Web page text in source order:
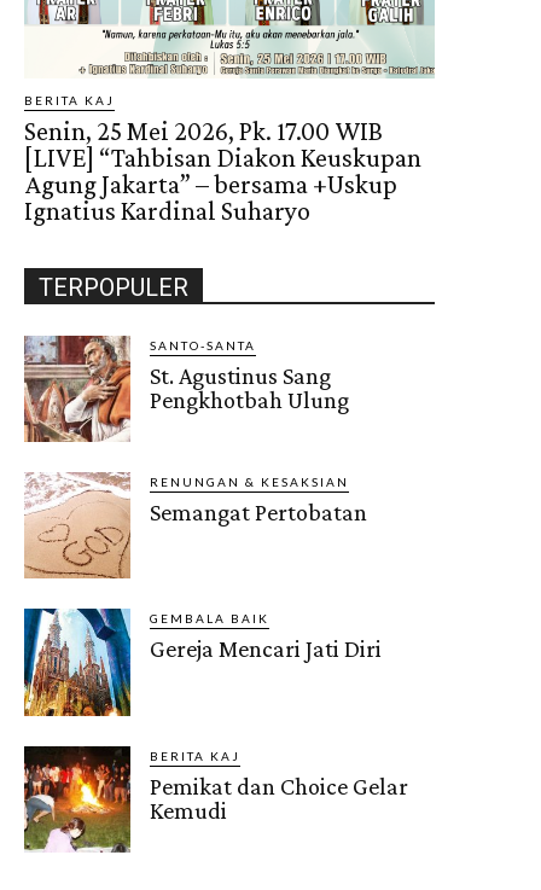
BERITA KAJ
Senin, 25 Mei 2026, Pk. 17.00 WIB
[LIVE] “Tahbisan Diakon Keuskupan
Agung Jakarta” – bersama +Uskup
Ignatius Kardinal Suharyo
TERPOPULER
SANTO-SANTA
St. Agustinus Sang
Pengkhotbah Ulung
RENUNGAN & KESAKSIAN
Semangat Pertobatan
GEMBALA BAIK
Gereja Mencari Jati Diri
BERITA KAJ
Pemikat dan Choice Gelar
Kemudi
Gendis.ID